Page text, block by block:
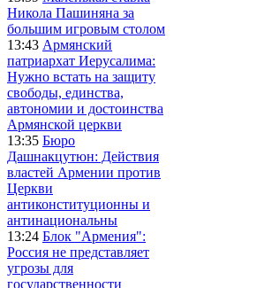
Никола Пашиняна за
большим игровым столом
13:43 Армянский
патриархат Иерусалима:
Нужно встать на защиту
свободы, единства,
автономии и достоинства
Армянской церкви
13:35 Бюро
Дашнакцутюн: Действия
властей Армении против
Церкви
антиконституционны и
антинациональны
13:24 Блок "Армения":
Россия не представляет
угрозы для
государственности